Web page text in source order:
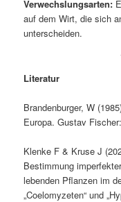
Verwechslungsarten:
auf dem Wirt, die sich
unterscheiden.
Literatur
Brandenburger, W
Europa. Gustav
Klenke F & Kruse J
Bestimmung
lebenden Pflanzen im
„Coelomyzeten“ und